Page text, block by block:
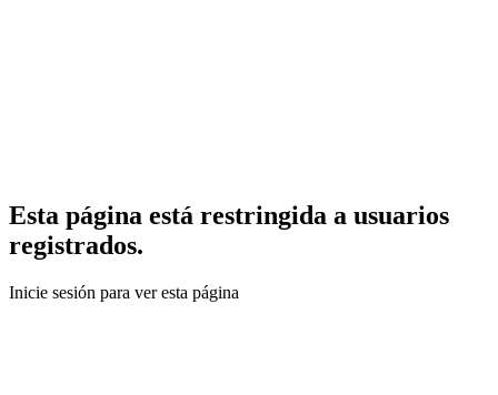
Esta página está restringida a usuarios
registrados.
Inicie sesión para ver esta página